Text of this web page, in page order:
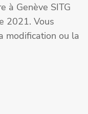
à Genève SITG
2021. Vous
modification ou la